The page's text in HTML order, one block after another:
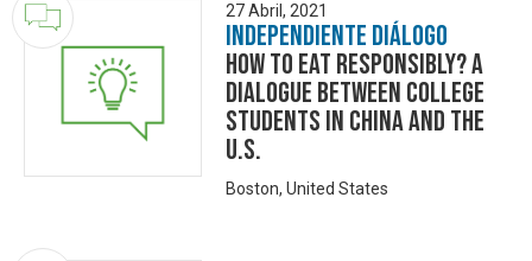
27 Abril, 2021
Independiente Diálogo
How to Eat Responsibly? A
Dialogue between College
Students in China and the
U.S.
Boston, United States